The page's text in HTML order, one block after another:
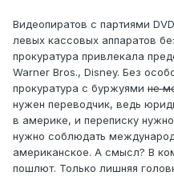
Видеопиратов с партиями
левых кассовых аппаратов
прокуратура привлекала
Warner Bros., Disney. Без
прокуратура с буржуями не
нужен переводчик, ведь
в америке, и переписку
нужно соблюдать
американское. А смысл? В
пошлют. Только лишняя